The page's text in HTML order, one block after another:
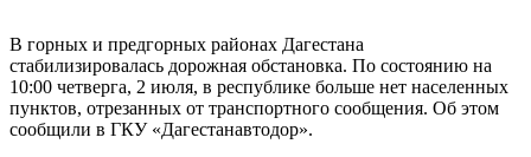
В горных и предгорных районах Дагестана
стабилизировалась дорожная обстановка. По состоянию на
10:00 четверга, 2 июля, в республике больше нет населенных
пунктов, отрезанных от транспортного сообщения. Об этом
сообщили в ГКУ «Дагестанавтодор».